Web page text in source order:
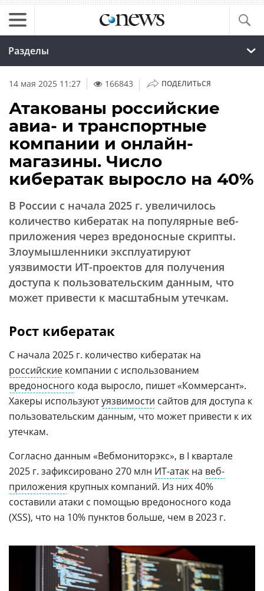
Разделы
14 мая 2025 11:27 166843 | ПОДЕЛИТЬСЯ
Атакованы российские
авиа- и транспортные
компании и онлайн-
магазины. Число
кибератак выросло на 40%
В России с начала 2025 г. увеличилось
количество кибератак на популярные веб-
приложения через вредоносные скрипты.
Злоумышленники эксплуатируют
уязвимости ИТ-проектов для получения
доступа к пользовательским данным, что
может привести к масштабным утечкам.
Рост кибератак
С начала 2025 г. количество кибератак на
российские компании с использованием
вредоносного кода выросло, пишет «Коммерсант».
Хакеры используютуязвимости сайтов для доступа к
пользовательским данным, что может привести к их
утечкам.
Согласно данным «Вебмониторэкс», в I квартале
2025 г. зафиксировано 270 млн ИТ-атак на веб-
приложения крупных компаний. Из них 40%
составили атаки с помощью вредоносного кода
(XSS), что на 10% пунктов больше, чем в 2023 г.